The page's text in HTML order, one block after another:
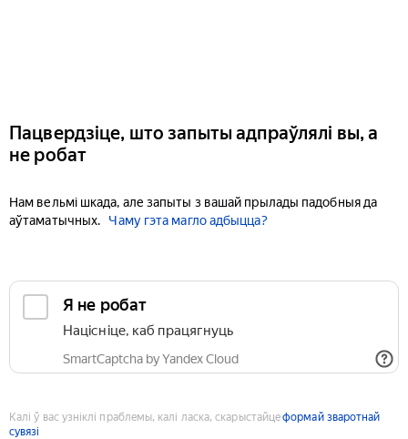
Пацвердзіце, што запыты адпраўлялі вы, а
не робат
Нам вельмі шкада, але запыты з вашай прылады падобныя да
аўтаматычных.
Чаму гэта магло адбыцца?
Я не робат
Націсніце, каб працягнуць
SmartCaptcha by Yandex Cloud
Калі ў вас узніклі праблемы, калі ласка, скарыстайцеформай зваротнай
сувязі